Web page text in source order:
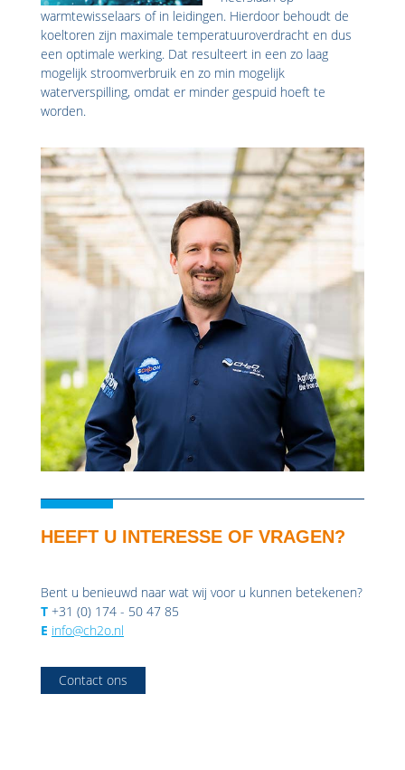
warmtewisselaars of in leidingen. Hierdoor behoudt de
koeltoren zijn maximale temperatuuroverdracht en dus
een optimale werking. Dat resulteert in een zo laag
mogelijk stroomverbruik en zo min mogelijk
waterverspilling, omdat er minder gespuid hoeft te
worden.
HEEFT U INTERESSE OF VRAGEN?
Bent u benieuwd naar wat wij voor u kunnen betekenen?
T +31 (0) 174 - 50 47 85
E info@ch2o.nl
Contact ons